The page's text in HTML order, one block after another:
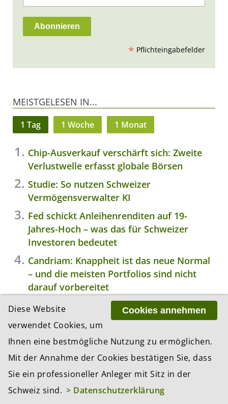
* Pflichteingabefelder
MEISTGELESEN IN...
1 Tag 1 Woche 1 Monat
Chip-Ausverkauf verschärft sich: Zweite
Verlustwelle erfasst globale Börsen
Studie: So nutzen Schweizer
Vermögensverwalter KI
Fed schickt Anleihenrenditen auf 19-
Jahres-Hoch – was das für Schweizer
Investoren bedeutet
Candriam: Knappheit ist das neue Normal
– und die meisten Portfolios sind nicht
darauf vorbereitet
Pensionskassen erhalten Zugang zum
Repomarkt
EVENTS
01.09.2026
Cookies annehmen
Diese Website
verwendet Cookies, um
Ihnen eine bestmögliche Nutzung zu ermöglichen.
Mit der Annahme der Cookies bestätigen Sie, dass
Sie ein professioneller Anleger mit Sitz in der
Schweiz sind. > Datenschutzerklärung